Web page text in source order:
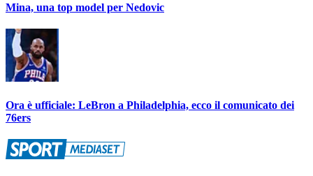
Mina, una top model per Nedovic
Ora è ufficiale: LeBron a Philadelphia, ecco il comunicato dei
76ers